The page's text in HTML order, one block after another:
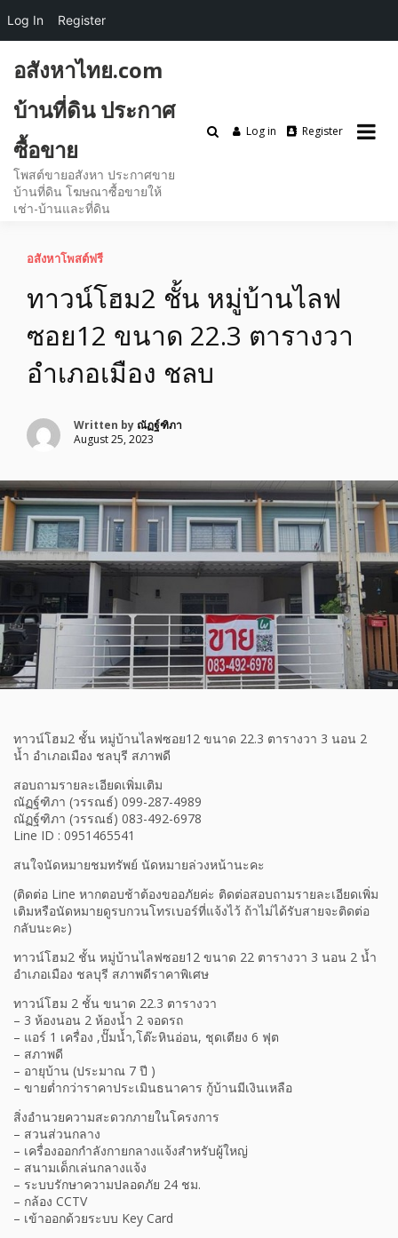
content
อสังหาไทย.com
บ้านที่ดิน ประกาศ
ซื้อขาย
โพสต์ขายอสังหา ประกาศขาย
บ้านที่ดิน โฆษณาซื้อขายให้
เช่า-บ้านและที่ดิน
Log in Register
อสังหาโพสต์ฟรี
ทาวน์โฮม2 ชั้น หมู่บ้านไลฟ
ซอย12 ขนาด 22.3 ตารางวา
อำเภอเมือง ชลบ
Written by ณัฏฐ์ฑิภา
August 25, 2023
ทาวน์โฮม2 ชั้น หมู่บ้านไลฟซอย12 ขนาด 22.3 ตารางวา 3 นอน 2
น้ำ อำเภอเมือง ชลบุรี สภาพดี
สอบถามรายละเอียดเพิ่มเติม
ณัฏฐ์ฑิภา (วรรณธ์) 099-287-4989
ณัฏฐ์ฑิภา (วรรณธ์) 083-492-6978
Line ID : 0951465541
สนใจนัดหมายชมทรัพย์ นัดหมายล่วงหน้านะคะ
(ติดต่อ Line หากตอบช้าต้องขออภัยค่ะ ติดต่อสอบถามรายละเอียดเพิ่ม
เติมหรือนัดหมายดูรบกวนโทรเบอร์ที่แจ้งไว้ ถ้าไม่ได้รับสายจะติดต่อ
กลับนะคะ)
ทาวน์โฮม2 ชั้น หมู่บ้านไลฟซอย12 ขนาด 22 ตารางวา 3 นอน 2 น้ำ
อำเภอเมือง ชลบุรี สภาพดีราคาพิเศษ
ทาวน์โฮม 2 ชั้น ขนาด 22.3 ตารางวา
– 3 ห้องนอน 2 ห้องน้ำ 2 จอดรถ
– แอร์ 1 เครื่อง ,ปั๊มน้ำ,โต๊ะหินอ่อน, ชุดเตียง 6 ฟุต
– สภาพดี
– อายุบ้าน (ประมาณ 7 ปี )
– ขายต่ำกว่าราคาประเมินธนาคาร กู้บ้านมีเงินเหลือ
สิ่งอำนวยความสะดวกภายในโครงการ
– สวนส่วนกลาง
– เครื่องออกกำลังกายกลางแจ้งสำหรับผู้ใหญ่
– สนามเด็กเล่นกลางแจ้ง
– ระบบรักษาความปลอดภัย 24 ชม.
– กล้อง CCTV
– เข้าออกด้วยระบบ Key Card
Log In Register